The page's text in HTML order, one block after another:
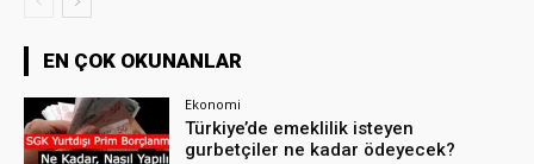
EN ÇOK OKUNANLAR
Ekonomi
Türkiye’de emeklilik isteyen
gurbetçiler ne kadar ödeyecek?